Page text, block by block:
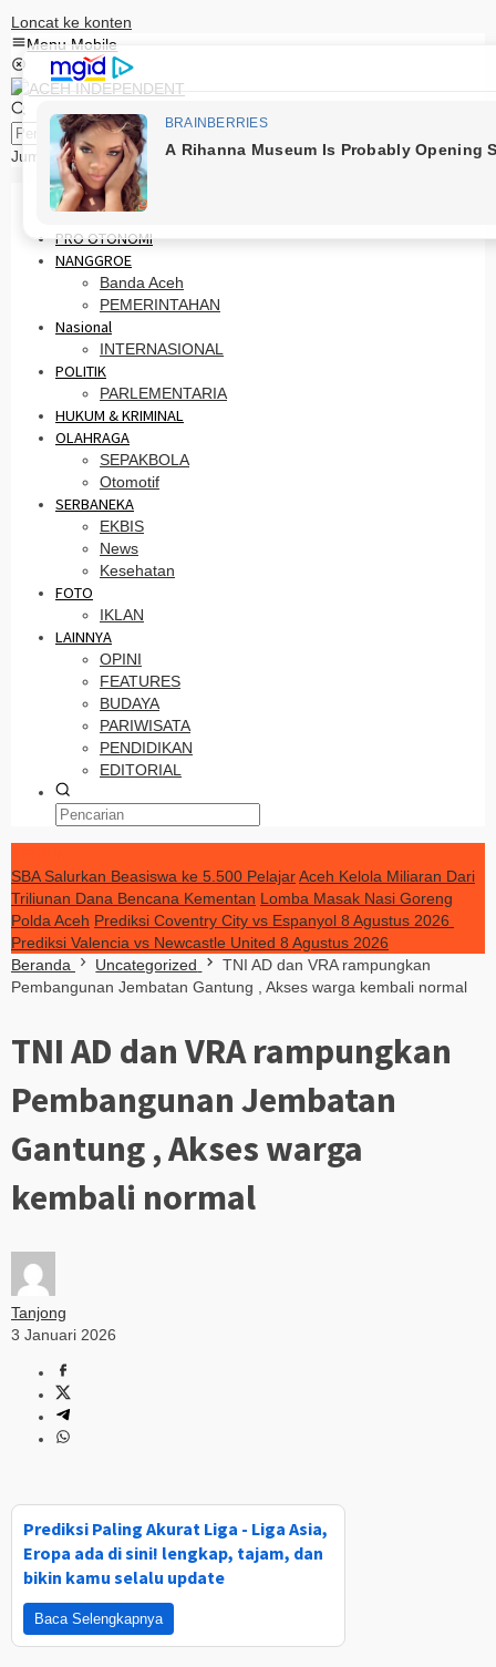
Loncat ke konten
Menu Mobile
Jumat, 7 Agustus 2026
HOME
PRO OTONOMI
NANGGROE
Banda Aceh
PEMERINTAHAN
Nasional
INTERNASIONAL
POLITIK
PARLEMENTARIA
HUKUM & KRIMINAL
OLAHRAGA
SEPAKBOLA
Otomotif
SERBANEKA
EKBIS
News
Kesehatan
FOTO
IKLAN
LAINNYA
OPINI
FEATURES
BUDAYA
PARIWISATA
PENDIDIKAN
EDITORIAL
SBA Salurkan Beasiswa ke 5.500 PelajarAceh Kelola Miliaran Dari
Triliunan Dana Bencana Kementan Lomba Masak Nasi Goreng
Polda Aceh Prediksi Coventry City vs Espanyol 8 Agustus 2026
Prediksi Valencia vs Newcastle United 8 Agustus 2026
Beranda
Uncategorized
TNI AD dan VRA rampungkan
Pembangunan Jembatan Gantung , Akses warga kembali normal
TNI AD dan VRA rampungkan
Pembangunan Jembatan
Gantung , Akses warga
kembali normal
Tanjong
3 Januari 2026
Prediksi Paling Akurat Liga - Liga Asia,
Eropa ada di sini! lengkap, tajam, dan
bikin kamu selalu update
Baca Selengkapnya